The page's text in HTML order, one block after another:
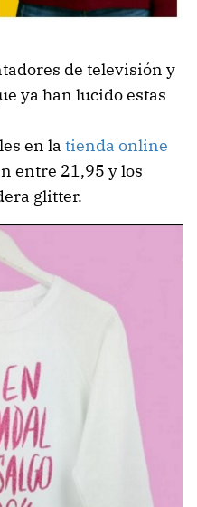
con la famosa frase
de televisión y
ya han lucido estas
en la tienda online
entre 21,95 y los
glitter.